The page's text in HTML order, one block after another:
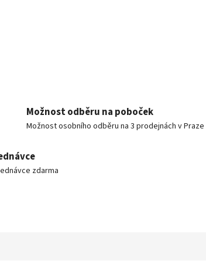
Možnost odběru na poboček
Možnost osobního odběru na 3 prodejnách v Praze
zdarma